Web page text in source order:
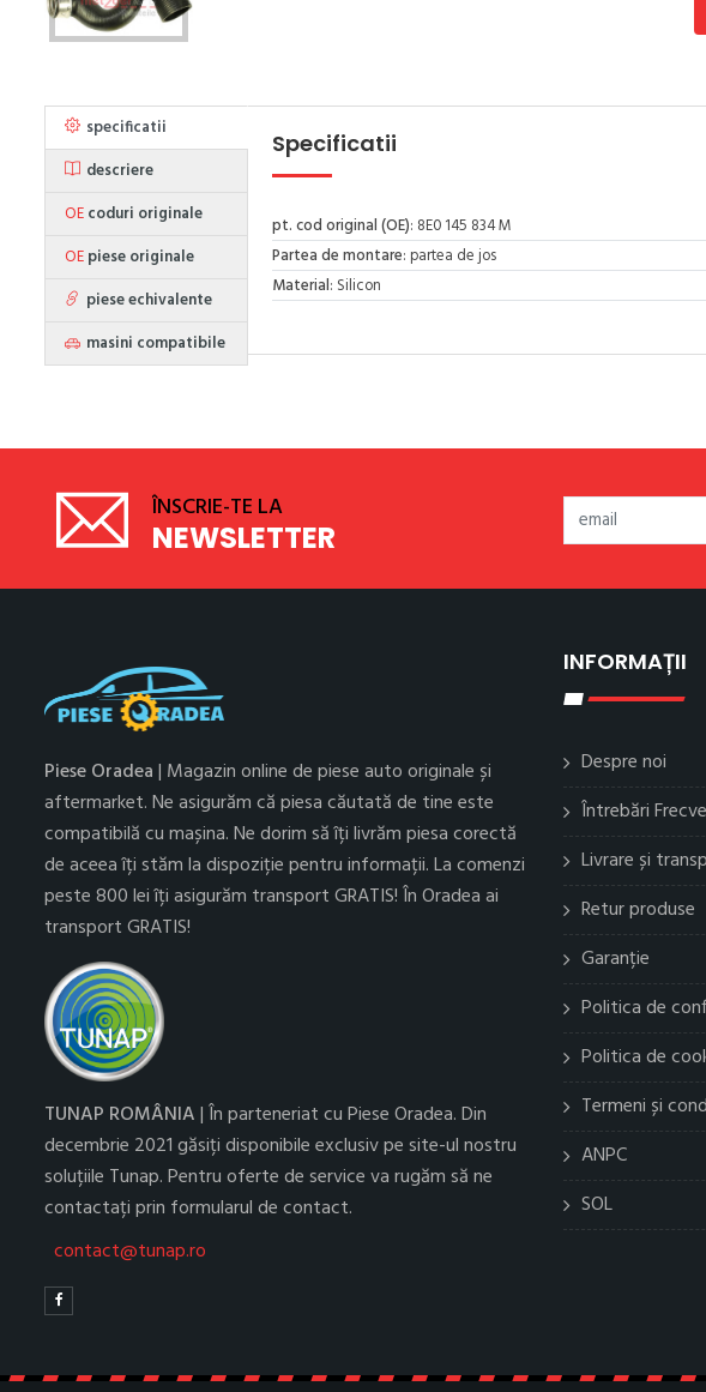
specificatii
descriere
OEcoduri originale
OEpiese originale
piese echivalente
masini compatibile
Specificatii
pt. cod original (OE): 8E0 145 834 M
Partea de montare: partea de jos
Material: Silicon
ÎNSCRIE-TE LA
NEWSLETTER
Piese Oradea| Magazin online de piese auto originale și
aftermarket. Ne asigurăm că piesa căutată de tine este
compatibilă cu mașina. Ne dorim să îți livrăm piesa corectă
de aceea îți stăm la dispoziție pentru informații. La comenzi
peste 800 lei îți asigurăm transport GRATIS! În Oradea ai
transport GRATIS!
TUNAP ROMÂNIA| În parteneriat cu Piese Oradea. Din
decembrie 2021 găsiți disponibile exclusiv pe site-ul nostru
soluțiile Tunap. Pentru oferte de service va rugăm să ne
contactați prin formularul de contact.
contact@tunap.ro
INFORMAȚII
Despre noi
Întrebări
Livrare și
Retur produse
Garanție
Politica de
Politica de
Termeni și
ANPC
SOL